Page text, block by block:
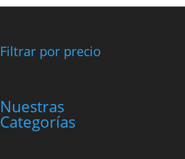
Filtrar por precio
Nuestras
Categorías